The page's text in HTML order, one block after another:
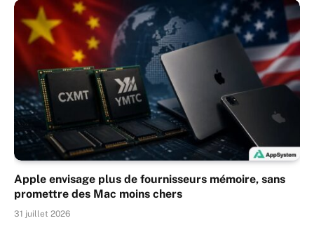
Apple envisage plus de fournisseurs mémoire, sans
promettre des Mac moins chers
31 juillet 2026